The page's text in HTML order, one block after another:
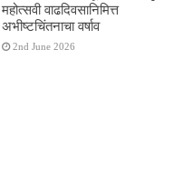
महोत्सवी वाढदिवसानिमित्त
अभीष्टचिंतनाचा वर्षाव
2nd June 2026